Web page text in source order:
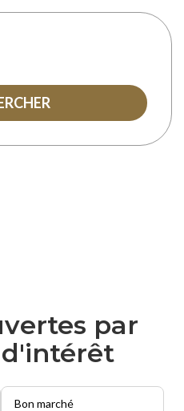
par
Bon marché